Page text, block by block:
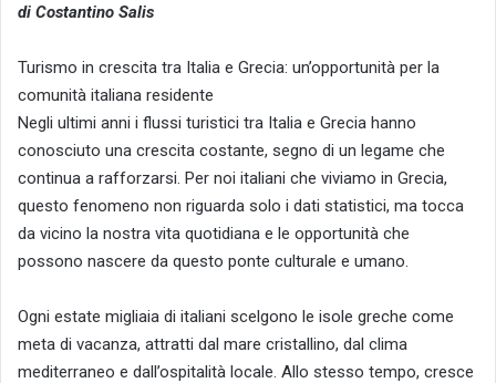
di Costantino Salis
Turismo in crescita tra Italia e Grecia: un’opportunità per la
comunità italiana residente
Negli ultimi anni i flussi turistici tra Italia e Grecia hanno
conosciuto una crescita costante, segno di un legame che
continua a rafforzarsi. Per noi italiani che viviamo in Grecia,
questo fenomeno non riguarda solo i dati statistici, ma tocca
da vicino la nostra vita quotidiana e le opportunità che
possono nascere da questo ponte culturale e umano.
Ogni estate migliaia di italiani scelgono le isole greche come
meta di vacanza, attratti dal mare cristallino, dal clima
mediterraneo e dall’ospitalità locale. Allo stesso tempo, cresce